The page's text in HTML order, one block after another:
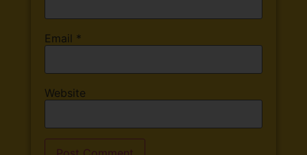
Email *
Website